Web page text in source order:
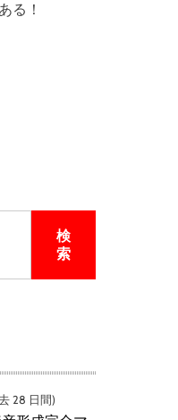
る！
検
索
28 日間)